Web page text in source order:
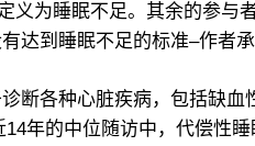
义为睡眠不足。其余的参与
达到睡眠不足的标准–作者
断各种心脏疾病，包括缺血
14年的中位随访中，代偿性